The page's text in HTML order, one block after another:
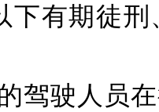
下有期徒
驶人员在